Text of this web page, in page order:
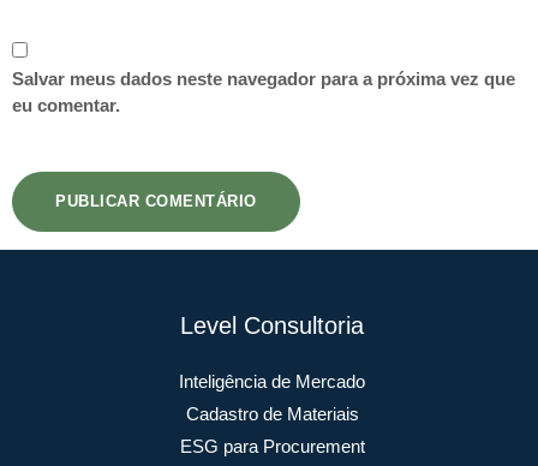
Salvar meus dados neste navegador para a próxima vez que
eu comentar.
Level Consultoria
Inteligência de Mercado
Cadastro de Materiais
ESG para Procurement